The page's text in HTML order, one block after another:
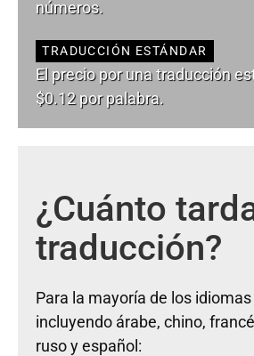
números.
TRADUCCIÓN ESTÁNDAR
El precio por una traducción
$0.12 por palabra.
¿Cuánto
traducción?
Para la mayoría de los
incluyendo árabe, chino,
ruso y español: